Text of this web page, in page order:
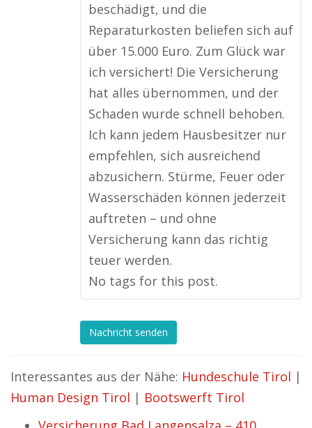
beschädigt, und die
Reparaturkosten beliefen sich auf
über 15.000 Euro. Zum Glück war
ich versichert! Die Versicherung
hat alles übernommen, und der
Schaden wurde schnell behoben.
Ich kann jedem Hausbesitzer nur
empfehlen, sich ausreichend
abzusichern. Stürme, Feuer oder
Wasserschäden können jederzeit
auftreten – und ohne
Versicherung kann das richtig
teuer werden.
No tags for this post.
Nachricht senden
Interessantes aus der Nähe: Hundeschule Tirol |
Human Design Tirol | Bootswerft Tirol